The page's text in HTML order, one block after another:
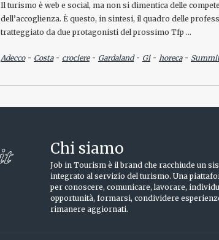
Il turismo è web e social, ma non si dimentica delle
dell’accoglienza. È questo, in sintesi, il quadro delle
tratteggiato da due protagonisti del prossimo Tfp …
Adecco- Costa- crociere- Gardaland- Gi- horeca-
Chi siamo
Job in Tourism è il brand che racchiude un
integrato al servizio del turismo. Una
per conoscere, comunicare, lavorare,
opportunità, formarsi, condividere
rimanere aggiornati.